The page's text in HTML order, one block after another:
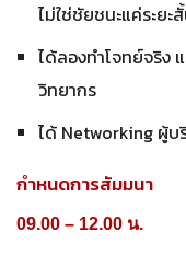
ไม่ใช่ชัยชนะแค่ระยะ
ได้ลองทำโจทย์จริง
วิทยากร
ได้ Networking ผู้บ
กำหนดการสัมมนา
09.00 – 12.00 น.